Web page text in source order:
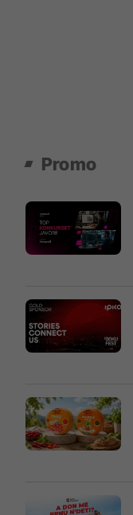
Promo